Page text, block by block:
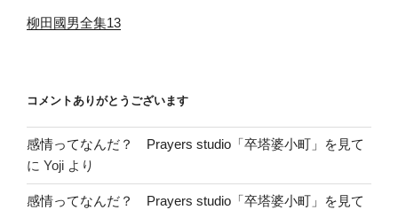
柳田國男全集13
コメントありがとうございます
感情ってなんだ？ Prayers studio「卒塔婆小町」を見て
に Yoji より
感情ってなんだ？ Prayers studio「卒塔婆小町」を見て